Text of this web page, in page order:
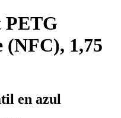
PETG
1,75
en azul